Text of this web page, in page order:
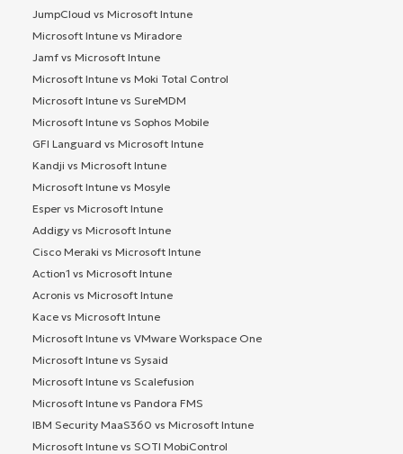
JumpCloud vs Microsoft Intune
Microsoft Intune vs Miradore
Jamf vs Microsoft Intune
Microsoft Intune vs Moki Total Control
Microsoft Intune vs SureMDM
Microsoft Intune vs Sophos Mobile
GFI Languard vs Microsoft Intune
Kandji vs Microsoft Intune
Microsoft Intune vs Mosyle
Esper vs Microsoft Intune
Addigy vs Microsoft Intune
Cisco Meraki vs Microsoft Intune
Action1 vs Microsoft Intune
Acronis vs Microsoft Intune
Kace vs Microsoft Intune
Microsoft Intune vs VMware Workspace One
Microsoft Intune vs Sysaid
Microsoft Intune vs Scalefusion
Microsoft Intune vs Pandora FMS
IBM Security MaaS360 vs Microsoft Intune
Microsoft Intune vs SOTI MobiControl